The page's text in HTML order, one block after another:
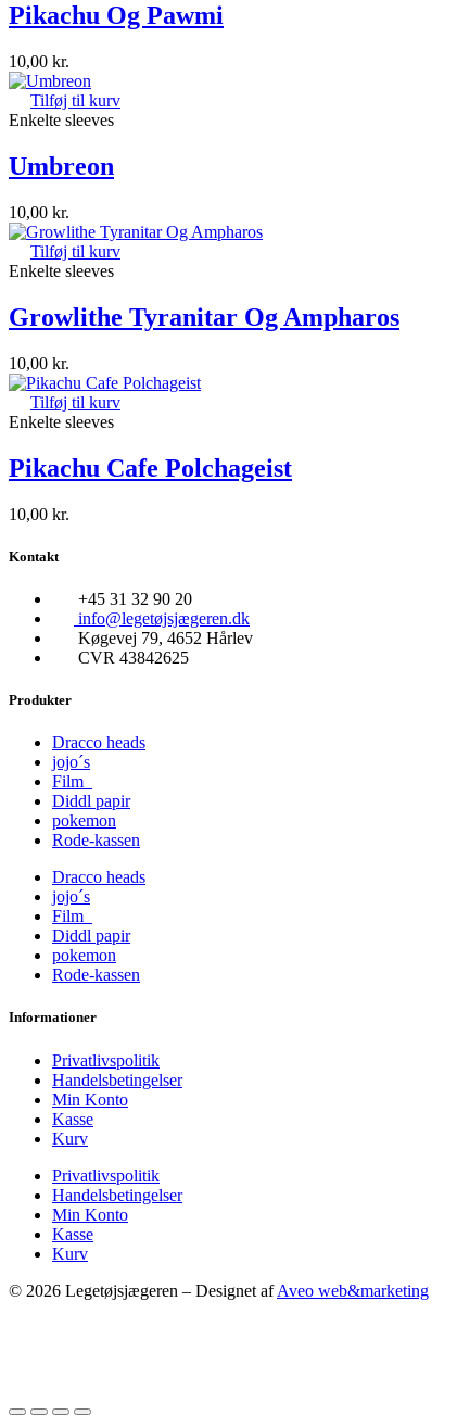
Pikachu Og Pawmi
10,00 kr.
Tilføj til kurv
Enkelte sleeves
Umbreon
10,00 kr.
Tilføj til kurv
Enkelte sleeves
Growlithe Tyranitar Og Ampharos
10,00 kr.
Tilføj til kurv
Enkelte sleeves
Pikachu Cafe Polchageist
10,00 kr.
Kontakt
+45 31 32 90 20
info@legetøjsjægeren.dk
Køgevej 79, 4652 Hårlev
CVR 43842625
Produkter
Dracco heads
jojo´s
Film
Diddl papir
pokemon
Rode-kassen
Dracco heads
jojo´s
Film
Diddl papir
pokemon
Rode-kassen
Informationer
Privatlivspolitik
Handelsbetingelser
Min Konto
Kasse
Kurv
Privatlivspolitik
Handelsbetingelser
Min Konto
Kasse
Kurv
© 2026 Legetøjsjægeren – Designet afAveo web&marketing